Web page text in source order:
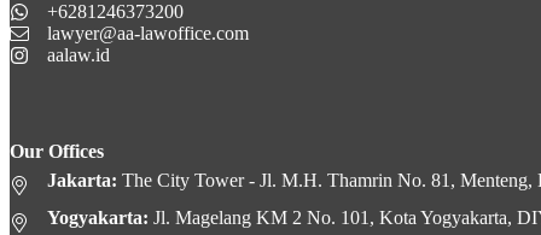
+6281246373200
lawyer@aa-lawoffice.com
aalaw.id
Our Offices
Jakarta: The City Tower - Jl. M.H. Thamrin No. 81, Menteng,
Yogyakarta: Jl. Magelang KM 2 No. 101, Kota Yogyakarta,